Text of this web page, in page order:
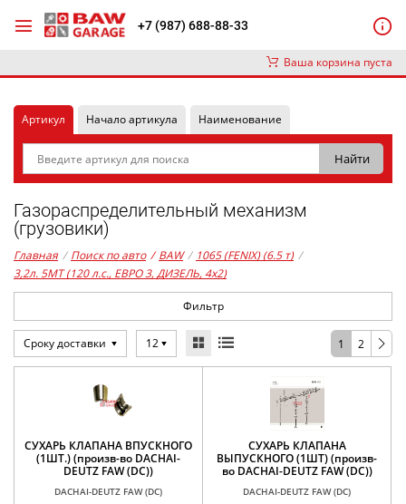
+7 (987) 688-88-33
Ваша корзина пуста
Артикул Начало артикула Наименование
Газораспределительный механизм
(грузовики)
Главная / Поиск по авто / BAW / 1065 (FENIX) (6.5 т) /
3,2л. 5MT (120 л.с., ЕВРО 3, ДИЗЕЛЬ, 4x2)
Фильтр
Сроку доставки 12 1 2
СУХАРЬ КЛАПАНА ВПУСКНОГО
(1ШТ.) (произв-во DACHAI-
DEUTZ FAW (DC))
DACHAI-DEUTZ FAW (DC)
СУХАРЬ КЛАПАНА
ВЫПУСКНОГО (1ШТ) (произв-
во DACHAI-DEUTZ FAW (DC))
DACHAI-DEUTZ FAW (DC)